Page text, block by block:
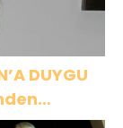
DUYGU